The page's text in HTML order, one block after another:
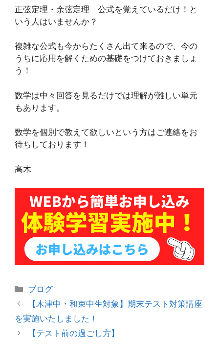
正弦定理・余弦定理 公式を覚えているだけ！と
いう人はいませんか？
複雑な公式も今からたくさん出て来るので、今の
うちに応用を解くための基礎をつけておきましょ
う！
数学は中々回答を見るだけでは理解が難しい単元
もあります。
数学を個別で教えて欲しいという方はご連絡をお
待ちしております！
高木
カ
テ
リ
ー
ブログ
投
稿
ナ
ビ
【木津中・和束中生対象】期末テスト対策講座
を実施いたしました！
【テスト前の過ごし方】